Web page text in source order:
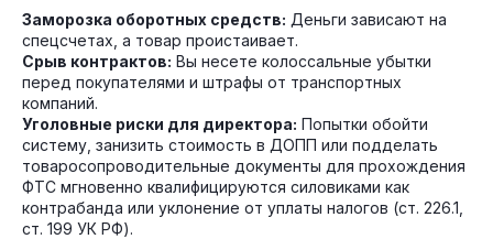
Заморозка оборотных средств: Деньги зависают на
спецсчетах, а товар проистаивает.
Срыв контрактов: Вы несете колоссальные убытки
перед покупателями и штрафы от транспортных
компаний.
Уголовные риски для директора: Попытки обойти
систему, занизить стоимость в ДОПП или подделать
товаросопроводительные документы для прохождения
ФТС мгновенно квалифицируются силовиками как
контрабанда или уклонение от уплаты налогов (ст. 226.1,
ст. 199 УК РФ).